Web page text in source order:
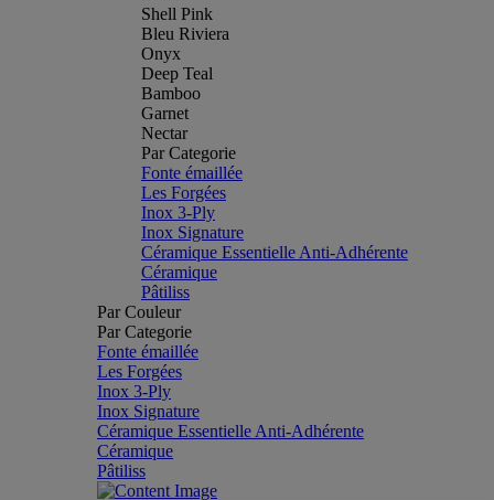
Shell Pink
Bleu Riviera
Onyx
Deep Teal
Bamboo
Garnet
Nectar
Par Categorie
Fonte émaillée
Les Forgées
Inox 3-Ply
Inox Signature
Céramique Essentielle Anti-Adhérente
Céramique
Pâtiliss
Par Couleur
Par Categorie
Fonte émaillée
Les Forgées
Inox 3-Ply
Inox Signature
Céramique Essentielle Anti-Adhérente
Céramique
Pâtiliss